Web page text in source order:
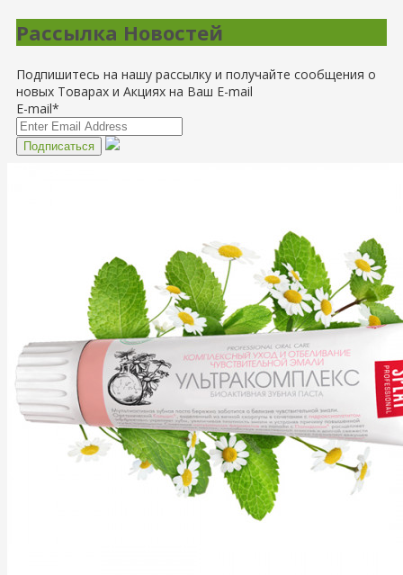
Рассылка Новостей
Подпишитесь на нашу рассылку и получайте сообщения о
новых Товарах и Акциях на Ваш E-mail
E-mail*